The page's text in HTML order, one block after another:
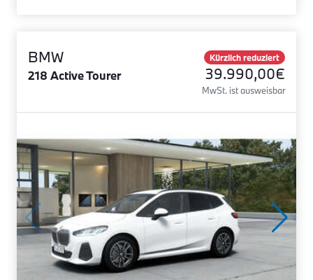
BMW
218 Active Tourer
Kürzlich reduziert
39.990,00€
MwSt. ist ausweisbar